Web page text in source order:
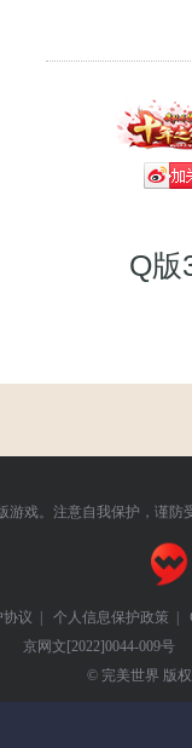
Q版
游戏。注意自我保护，谨防
协议 | 个人信息保护政策 |
京网文[2022]0044-009号
© 完美世界 版权